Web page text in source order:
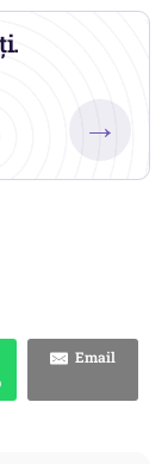
→
Email